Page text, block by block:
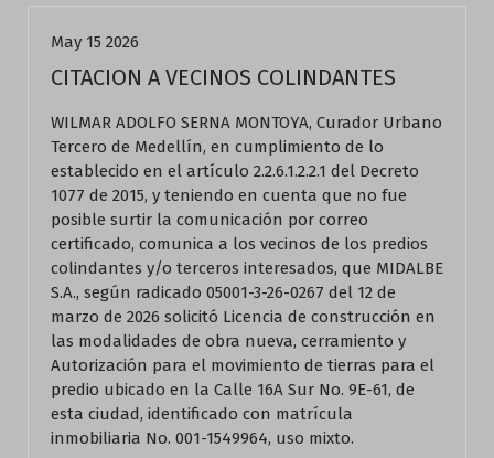
May 15 2026
CITACION A VECINOS COLINDANTES
WILMAR ADOLFO SERNA MONTOYA, Curador Urbano
Tercero de Medellín, en cumplimiento de lo
establecido en el artículo 2.2.6.1.2.2.1 del Decreto
1077 de 2015, y teniendo en cuenta que no fue
posible surtir la comunicación por correo
certificado, comunica a los vecinos de los predios
colindantes y/o terceros interesados, que MIDALBE
S.A., según radicado 05001-3-26-0267 del 12 de
marzo de 2026 solicitó Licencia de construcción en
las modalidades de obra nueva, cerramiento y
Autorización para el movimiento de tierras para el
predio ubicado en la Calle 16A Sur No. 9E-61, de
esta ciudad, identificado con matrícula
inmobiliaria No. 001-1549964, uso mixto.